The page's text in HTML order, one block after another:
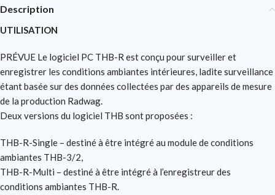
Description
UTILISATION
PRÉVUE Le logiciel PC THB-R est conçu pour surveiller et
enregistrer les conditions ambiantes intérieures, ladite surveillance
étant basée sur des données collectées par des appareils de mesure
de la production Radwag.
Deux versions du logiciel THB sont proposées :
THB-R-Single – destiné à être intégré au module de conditions
ambiantes THB-3/2,
THB-R-Multi – destiné à être intégré à l’enregistreur des
conditions ambiantes THB-R.